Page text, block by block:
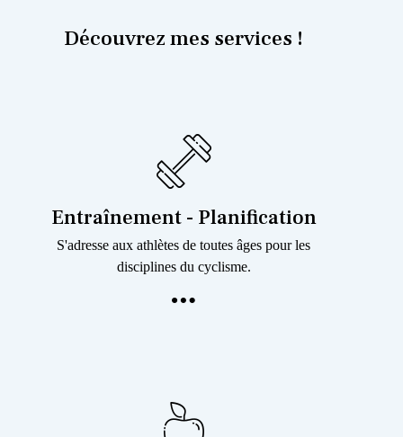
Découvrez mes services !
Entraînement - Planification
S'adresse aux athlètes de toutes âges pour les
disciplines du cyclisme.